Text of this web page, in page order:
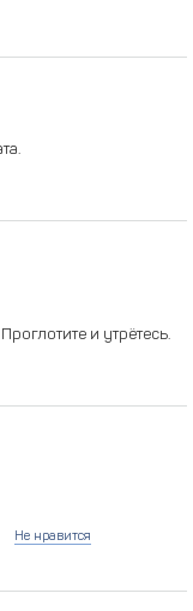
и утрётесь.
Не нравится